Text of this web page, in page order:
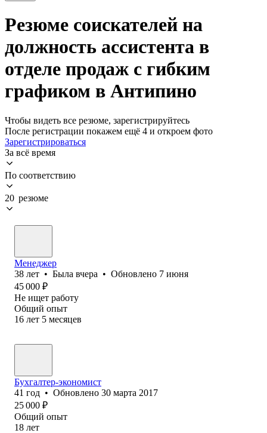
Резюме соискателей на
должность ассистента в
отделе продаж с гибким
графиком в Антипино
Чтобы видеть все резюме, зарегистрируйтесь
После регистрации покажем ещё 4 и откроем фото
Зарегистрироваться
За всё время
По соответствию
20 резюме
Менеджер
38 лет • Была вчера • Обновлено 7 июня
45 000 ₽
Не ищет работу
Общий опыт
16 лет 5 месяцев
Бухгалтер-экономист
41 год • Обновлено 30 марта 2017
25 000 ₽
Общий опыт
18 лет